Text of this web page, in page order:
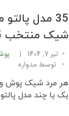
35 مدل
شیک منتخب 2025
تیر 7, 1404
توسط مدواره
هر مرد شیک پوش و
یک یا چند مدل